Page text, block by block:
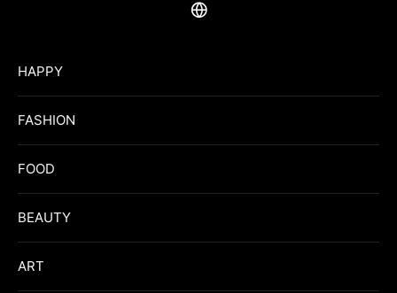
HAPPY
FASHION
FOOD
BEAUTY
ART